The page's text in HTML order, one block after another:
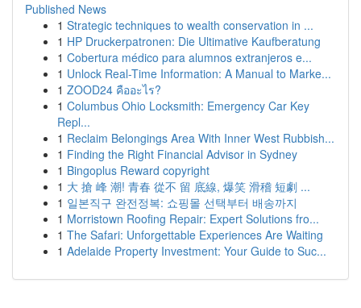
Published News
1 Strategic techniques to wealth conservation in ...
1 HP Druckerpatronen: Die Ultimative Kaufberatung
1 Cobertura médico para alumnos extranjeros e...
1 Unlock Real-Time Information: A Manual to Marke...
1 ZOOD24 คืออะไร?
1 Columbus Ohio Locksmith: Emergency Car Key
Repl...
1 Reclaim Belongings Area With Inner West Rubbish...
1 Finding the Right Financial Advisor in Sydney
1 Bingoplus Reward copyright
1 大 搶 峰 潮! 青春 從不 留 底線, 爆笑 滑稽 短劇 ...
1 일본직구 완전정복: 쇼핑몰 선택부터 배송까지
1 Morristown Roofing Repair: Expert Solutions fro...
1 The Safari: Unforgettable Experiences Are Waiting
1 Adelaide Property Investment: Your Guide to Suc...